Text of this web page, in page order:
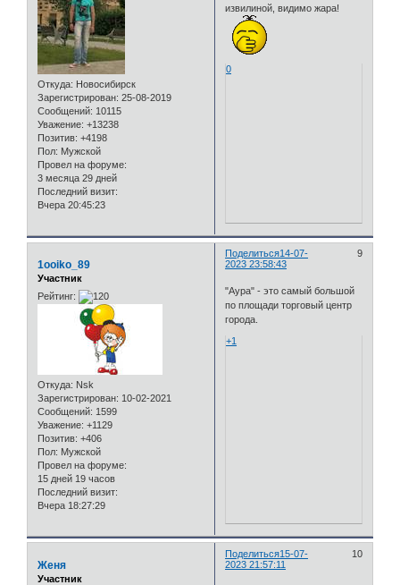
Откуда: Новосибирск
Зарегистрирован: 25-08-2019
Сообщений: 10115
Уважение: +13238
Позитив: +4198
Пол: Мужской
Провел на форуме:
3 месяца 29 дней
Последний визит:
Вчера 20:45:23
извилиной, видимо жара!
0
Поделиться 9
14-07-
2023 23:58:43
1ooiko_89
Участник
Рейтинг:
Откуда: Nsk
Зарегистрирован: 10-02-2021
Сообщений: 1599
Уважение: +1129
Позитив: +406
Пол: Мужской
Провел на форуме:
15 дней 19 часов
Последний визит:
Вчера 18:27:29
"Аура" - это самый большой
по площади торговый центр
города.
+1
Поделиться 10
15-07-
2023 21:57:11
Женя
Участник